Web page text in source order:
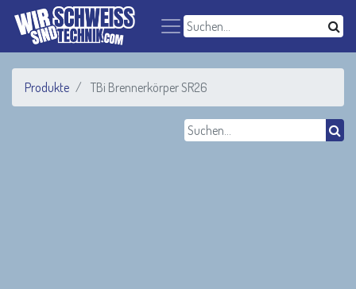
Produkte TBi Brennerkörper SR26